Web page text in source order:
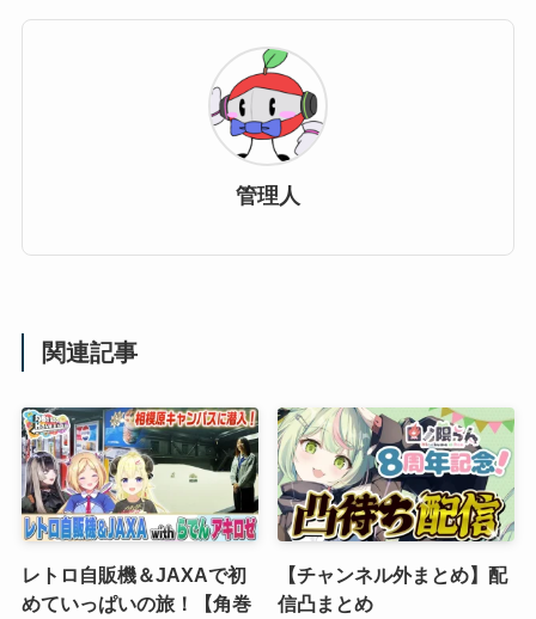
管理人
関連記事
レトロ自販機＆JAXAで初
めていっぱいの旅！【角巻
【チャンネル外まとめ】配
信凸まとめ